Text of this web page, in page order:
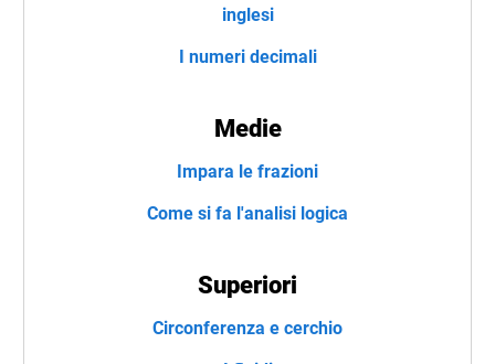
inglesi
I numeri decimali
Medie
Impara le frazioni
Come si fa l'analisi logica
Superiori
Circonferenza e cerchio